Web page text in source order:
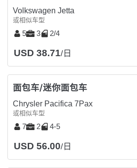
Volkswagen Jetta
或相似车型
5 3 2/4
USD 38.71/日
面包车/迷你面包车
Chrysler Pacifica 7Pax
或相似车型
7 2 4-5
USD 56.00/日